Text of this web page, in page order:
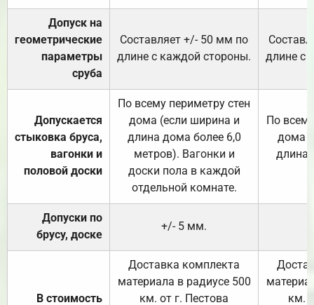
Допуск на
геометрические
параметры
сруба
Составляет +/- 50 мм по
длине с каждой стороны.
длине с
Допускается
стыковка бруса,
вагонки и
половой доски
По всему периметру стен
дома (если ширина и
длина дома более 6,0
метров). Вагонки и
доски пола в каждой
отдельной комнате.
По
дома
длина
Допуски по
брусу, доске
+/- 5 мм.
В стоимость
Доставка комплекта
материала в радиусе 500
км. от г. Пестова
км.